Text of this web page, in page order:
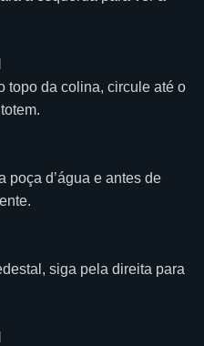
topo da colina, circule até o
poça d’água e antes de
siga pela direita para